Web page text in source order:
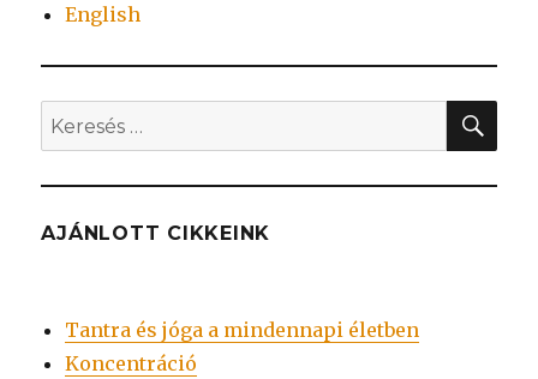
English
Keresés
a
következő
kifejezésre:
AJÁNLOTT CIKKEINK
Tantra és jóga a mindennapi életben
Koncentráció